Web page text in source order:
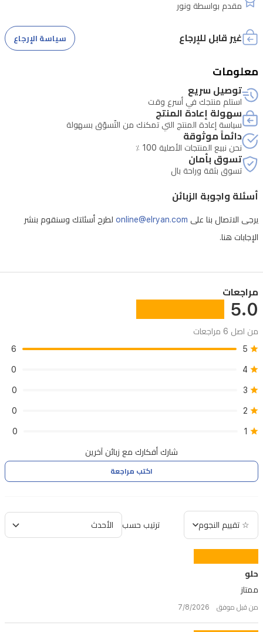
السقوط
حماية
موثوقة
للاستخدام
اليومي.
يعمل
الهاتف
بنظام
MagicOS
المبني
15
حديثة
وسريعة.
مقدم بواسطة ونور
غير قابل للإرجاع سياسة الإرجاع
معلومات
توصيل سريع
استلم منتجك في أسرع وقت
سهولة إعادة المنتج
سياسة إعادة المنتج التي تمكنك من التّسوّق بسهولة
دائماً موثوقة
نحن نبيع المنتجات الأصلية 100 ٪
تسوق بأمان
تسوق بثقة وراحة بال
أسئلة واجوبة الزبائن
يرجى الاتصال بنا على online@elryan.com لطرح أسئلتك وسنقوم بنشر
الإجابات هنا.
مراجعات
5.0
من اصل 6 مراجعات
5
6
4
0
3
0
2
0
1
0
شارك أفكارك مع زبائن آخرين
اكتب مراجعة
☆ تقييم النجوم ترتيب حسب
حلو
ممتاز
من قبل موفق 7/8/2026